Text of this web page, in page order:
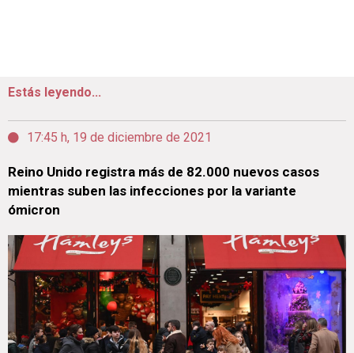
Estás leyendo...
17:45 h, 19 de diciembre de 2021
Reino Unido registra más de 82.000 nuevos casos
mientras suben las infecciones por la variante
ómicron